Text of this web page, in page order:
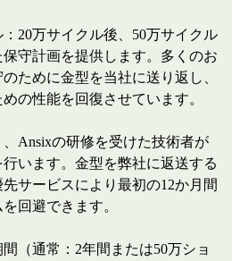
20万サイクル後、50万サイクル
守計画を提供します。多くのお
ために金型を当社に送り返し、
の性能を回復させています。
Ansixの研修を受けた技術者が
います。金型を弊社に返送する
サービスにより最初の12か月間
回避できます。
（通常：2年間または50万ショ